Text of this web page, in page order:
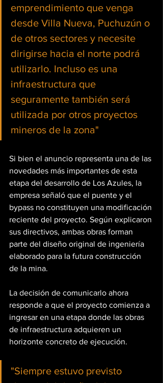
emprendimiento que venga
desde Villa Nueva, Puchuzún o
de otros sectores y necesite
dirigirse hacia el norte podrá
utilizarlo. Incluso es una
infraestructura que
seguramente también será
utilizada por otros proyectos
mineros de la zona"
Si bien el anuncio representa una de las
novedades más importantes de esta
etapa del desarrollo de Los Azules, la
empresa señaló que el puente y el
bypass no constituyen una modificación
reciente del proyecto. Según explicaron
sus directivos, ambas obras forman
parte del diseño original de ingeniería
elaborado para la futura construcción
de la mina.
La decisión de comunicarlo ahora
responde a que el proyecto comienza a
ingresar en una etapa donde las obras
de infraestructura adquieren un
horizonte concreto de ejecución.
"Siempre estuvo previsto